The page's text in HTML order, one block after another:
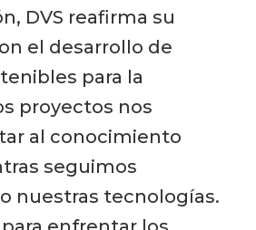
DVS reafirma su
el desarrollo de
para la
proyectos nos
al conocimiento
seguimos
nuestras tecnologías.